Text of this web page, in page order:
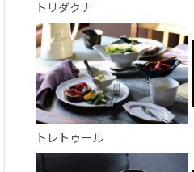
トリダクナ
トレトゥール